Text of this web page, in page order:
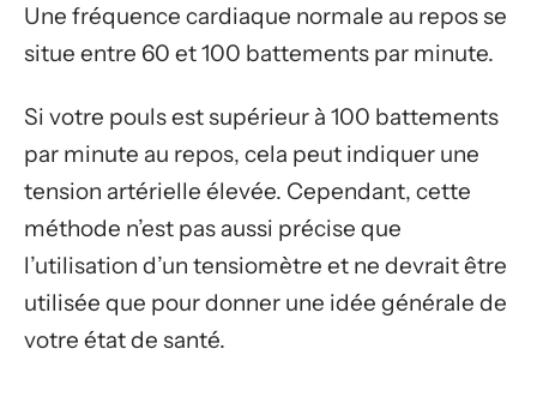
Une fréquence cardiaque normale au repos se
situe entre 60 et 100 battements par minute.
Si votre pouls est supérieur à 100 battements
par minute au repos, cela peut indiquer une
tension artérielle élevée. Cependant, cette
méthode n’est pas aussi précise que
l’utilisation d’un tensiomètre et ne devrait être
utilisée que pour donner une idée générale de
votre état de santé.